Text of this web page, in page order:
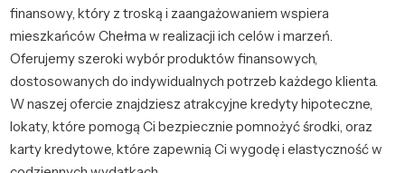
finansowy, który z troską i zaangażowaniem wspiera
mieszkańców Chełma w realizacji ich celów i marzeń.
Oferujemy szeroki wybór produktów finansowych,
dostosowanych do indywidualnych potrzeb każdego klienta.
W naszej ofercie znajdziesz atrakcyjne kredyty hipoteczne,
lokaty, które pomogą Ci bezpiecznie pomnożyć środki, oraz
karty kredytowe, które zapewnią Ci wygodę i elastyczność w